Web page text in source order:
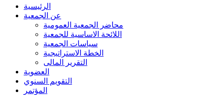
الرئيسية
عن الجمعية
محاضر الجمعية العمومية
اللائحة الاساسية للجمعية
سياسات الجمعية
الخطة الاستراتيجية
التقرير المالى
العضوية
التقويم السنوي
المؤتمر